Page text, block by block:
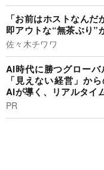
「お前はホストなん
即アウトな“無茶ぶり”
佐々木チワワ
AI時代に勝つグロー
「見えない経営」か
AIが導く、リアルタイ
PR